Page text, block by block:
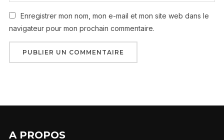
Enregistrer mon nom, mon e-mail et mon site web dans le
navigateur pour mon prochain commentaire.
A PROPOS